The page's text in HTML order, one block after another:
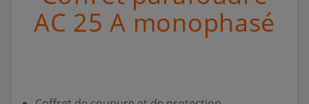
AC 25 A monophasé